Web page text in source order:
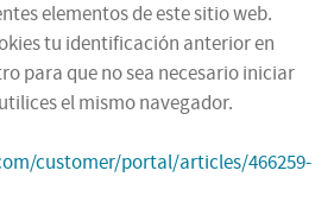
elementos de este sitio web.
tu identificación anterior en
para que no sea necesario iniciar
el mismo navegador.
customer/portal/articles/466259-